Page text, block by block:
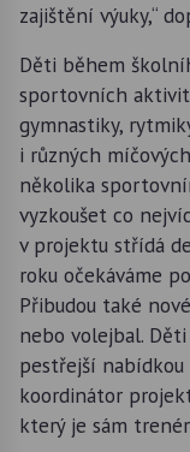
zajištění výuky,“
Děti během
sportovních
gymnastiky,
i různých
několika
vyzkoušet co
v projektu střídá
roku očekáváme
Přibudou také
nebo volejbal.
pestřejší
koordinátor
který je sám